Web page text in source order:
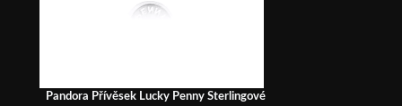
Pandora Přívěsek Lucky Penny Sterlingové